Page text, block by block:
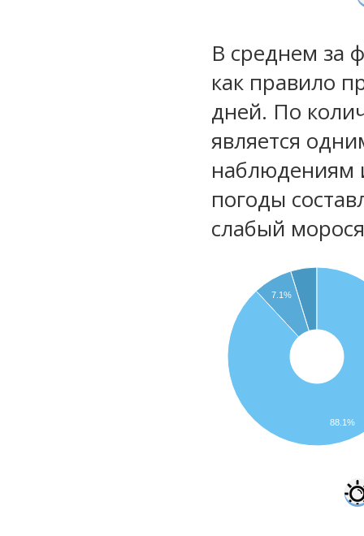
В среднем за
как правило
дней. По
является
наблюдениям
погоды
слабый
7.1%
88.1%